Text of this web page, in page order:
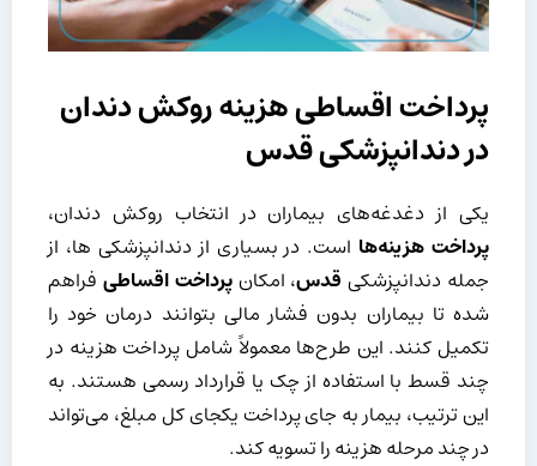
پرداخت اقساطی هزینه روکش دندان
در دندانپزشکی قدس
یکی از دغدغه‌های بیماران در انتخاب روکش دندان،
پرداخت هزینه‌ها است. در بسیاری از دندانپزشکی ها، از
جمله دندانپزشکی قدس، امکانپرداخت اقساطی فراهم
شده تا بیماران بدون فشار مالی بتوانند درمان خود را
تکمیل کنند. این طرح‌ها معمولاً شامل پرداخت هزینه در
چند قسط با استفاده از چک یا قرارداد رسمی هستند. به
این ترتیب، بیمار به جای پرداخت یکجای کل مبلغ، می‌تواند
در چند مرحله هزینه را تسویه کند.